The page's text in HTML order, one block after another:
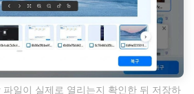
일이 실제로 열리는지 확인한 뒤 저장하